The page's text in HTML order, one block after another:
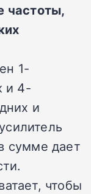
частоты,
1-
и 4-
и
сумме дает
чтобы